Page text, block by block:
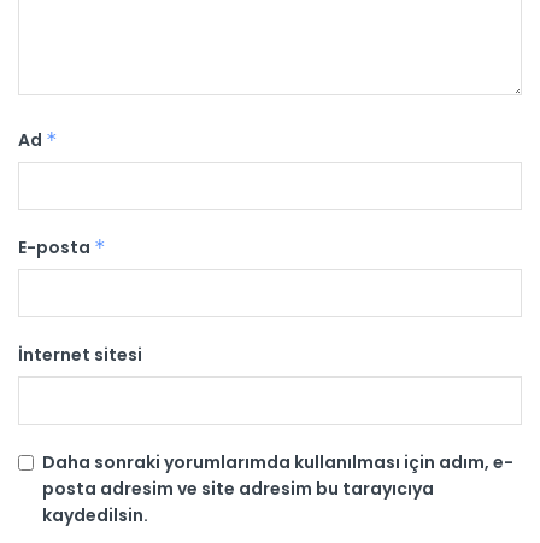
Ad *
E-posta *
İnternet sitesi
Daha sonraki yorumlarımda kullanılması için adım, e-
posta adresim ve site adresim bu tarayıcıya
kaydedilsin.